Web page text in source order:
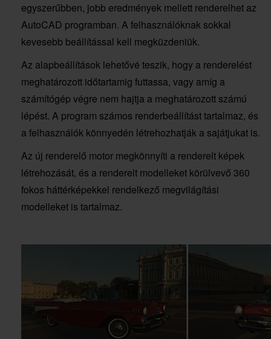
egyszerűbben, jobb eredmények mellett renderelhet az
AutoCAD programban. A felhasználóknak sokkal
kevesebb beállítással kell megküzdeniük.
Az alapbeállítások lehetővé teszik, hogy a renderelést
meghatározott időtartamig futtassa, vagy amíg a
számítógép végre nem hajtja a meghatározott számú
lépést. A program számos renderbeállítást tartalmaz, és
a felhasználók könnyedén létrehozhatják a sajátjukat is.
Az új renderelő motor megkönnyíti a renderelt képek
létrehozását, és a renderelt modelleket körülvevő 360
fokos háttérképekkel rendelkező megvilágítási
modelleket is tartalmaz.